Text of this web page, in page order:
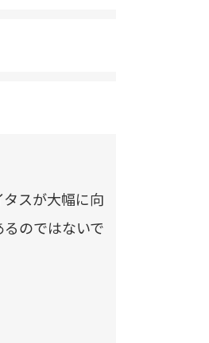
スが大幅に向
のではないで